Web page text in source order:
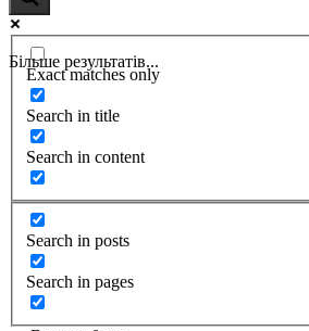
Більше результатів...
Exact matches only
Search in title
Search in content
Search in posts
Search in pages